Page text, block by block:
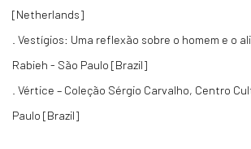
[Netherlands]
. Vestígios: Uma reflexão sobre o homem e o
Rabieh - São Paulo [Brazil]
. Vértice – Coleção Sérgio Carvalho, Centro
Paulo [Brazil]